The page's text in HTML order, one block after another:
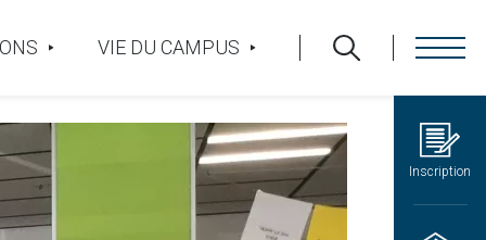
Inscription
VIE DU CAMPUS